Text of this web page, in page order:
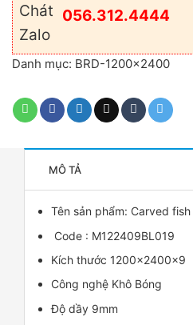
056.312.4444
Danh mục: BRD-1200x2400
MÔ TẢ
Tên sản phẩm: Carved fish
Code : M122409BL019
Kích thước 1200x2400x9
Công nghệ Khô Bóng
Độ dầy 9mm